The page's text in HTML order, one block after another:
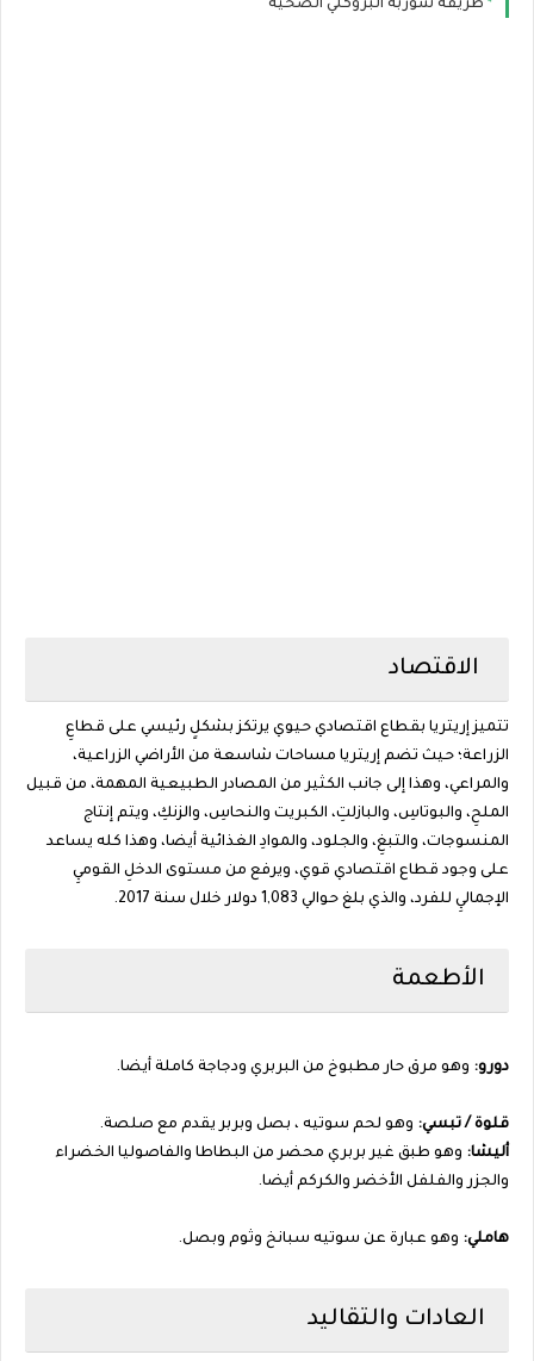
طريقة شوربة البروكلي الصحية
الاقتصاد
تتميز إريتريا بقطاع اقتصادي حيوي يرتكز بشكلٍ رئيسي على قطاعِ
الزراعة؛ حيث تضم إريتريا مساحات شاسعة من الأراضي الزراعية،
والمراعي، وهذا إلى جانب الكثير من المصادر الطبيعية المهمة، من قبيل
الملحِ، والبوتاسِ، والبازلتِ، الكبريت والنحاسِ، والزنكِ، ويتم إنتاج
المنسوجات، والتبغِ، والجلود، والموادِ الغذائية أيضا، وهذا كله يساعد
على وجود قطاع اقتصادي قوي، ويرفع من مستوى الدخلِ القوميِ
الإجماليِ للفرد، والذي بلغ حوالي 1,083 دولار خلال سنة 2017.
الأطعمة
دورو: وهو مرق حار مطبوخ من البربري ودجاجة كاملة أيضا.
قلوة / تبسي: وهو لحم سوتيه ، بصل وبربر يقدم مع صلصة.
أليشا: وهو طبق غير بربري محضر من البطاطا والفاصوليا الخضراء
والجزر والفلفل الأخضر والكركم أيضا.
هاملي: وهو عبارة عن سوتيه سبانخ وثوم وبصل.
العادات والتقاليد